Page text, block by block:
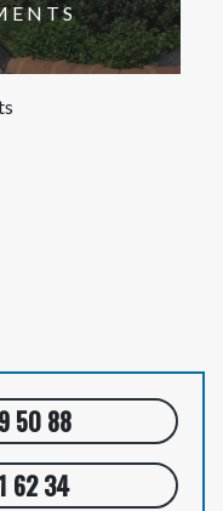
50 88
62 34